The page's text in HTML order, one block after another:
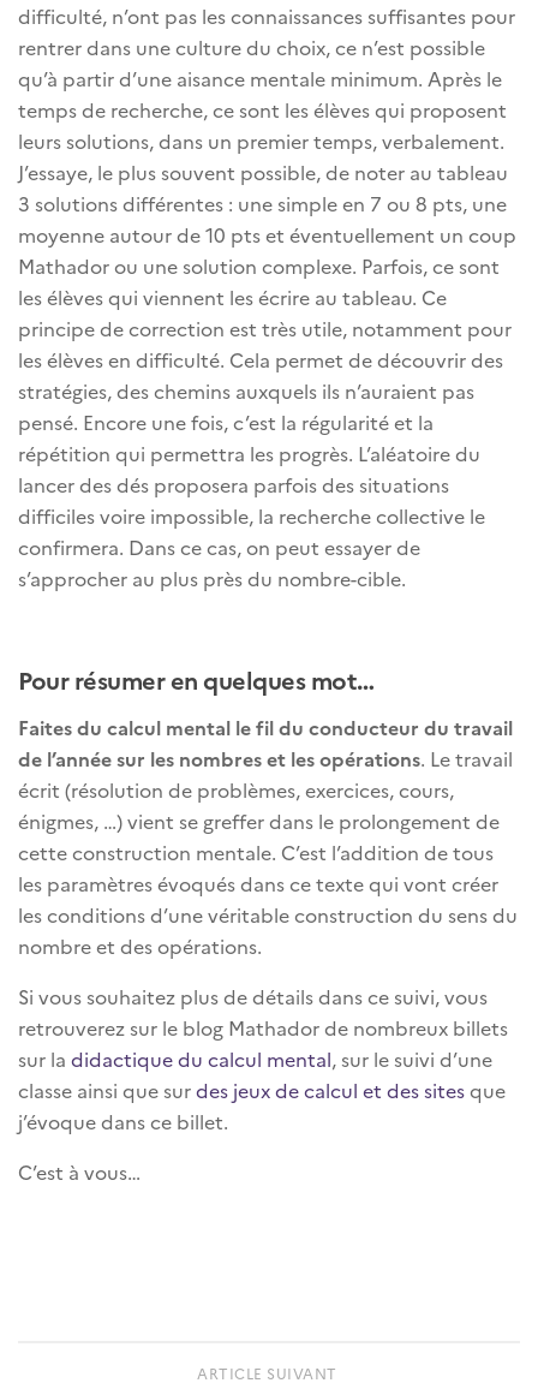
difficulté, n’ont pas les connaissances suffisantes pour
rentrer dans une culture du choix, ce n’est possible
qu’à partir d’une aisance mentale minimum. Après le
temps de recherche, ce sont les élèves qui proposent
leurs solutions, dans un premier temps, verbalement.
J’essaye, le plus souvent possible, de noter au tableau
3 solutions différentes : une simple en 7 ou 8 pts, une
moyenne autour de 10 pts et éventuellement un coup
Mathador ou une solution complexe. Parfois, ce sont
les élèves qui viennent les écrire au tableau. Ce
principe de correction est très utile, notamment pour
les élèves en difficulté. Cela permet de découvrir des
stratégies, des chemins auxquels ils n’auraient pas
pensé. Encore une fois, c’est la régularité et la
répétition qui permettra les progrès. L’aléatoire du
lancer des dés proposera parfois des situations
difficiles voire impossible, la recherche collective le
confirmera. Dans ce cas, on peut essayer de
s’approcher au plus près du nombre-cible.
Pour résumer en quelques mot…
Faites du calcul mental le fil du conducteur du travail
de l’année sur les nombres et les opérations. Le travail
écrit (résolution de problèmes, exercices, cours,
énigmes, …) vient se greffer dans le prolongement de
cette construction mentale. C’est l’addition de tous
les paramètres évoqués dans ce texte qui vont créer
les conditions d’une véritable construction du sens du
nombre et des opérations.
Si vous souhaitez plus de détails dans ce suivi, vous
retrouverez sur le blog Mathador de nombreux billets
sur la didactique du calcul mental, sur le suivi d’une
classe ainsi que surdes jeux de calcul et des sitesque
j’évoque dans ce billet.
C’est à vous…
ARTICLE SUIVANT